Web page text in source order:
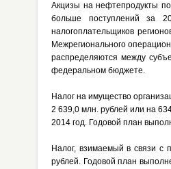
Акцизы на нефтепродукты
больше поступлений за
налогоплательщиков
Межрегионального
распределяются между
федеральном бюджете.
Налог на имущество
2 639,0 млн. рублей или на
2014 год. Годовой план
Налог, взимаемый в связи с
рублей. Годовой план